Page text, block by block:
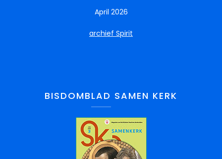
April 2026
archief Spirit
BISDOMBLAD SAMEN KERK